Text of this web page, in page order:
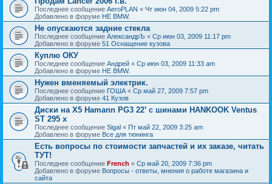
Последнее сообщение AeroPLAN « Чт июн 04, 2009 5:22 pm
Добавлено в форуме НЕ BMW.
Не опускаются задние стекла
Последнее сообщение АлександрЪ « Ср июн 03, 2009 11:17 pm
Добавлено в форуме 51 Оснащение кузова
Куплю ОКУ
Последнее сообщение Андрей « Ср июн 03, 2009 11:33 am
Добавлено в форуме НЕ BMW.
Нужен вменяемый электрик.
Последнее сообщение ГОША « Ср май 27, 2009 7:57 pm
Добавлено в форуме 41 Кузов
Диски на X5 Hamann PG3 22’ с шинами HANKOOK Ventus
ST 295 x
Последнее сообщение Sigal « Пт май 22, 2009 3:25 am
Добавлено в форуме Все для тюнинга
Есть вопросы по стоимости запчастей и их заказе, читать
ТУТ!
Последнее сообщение French « Ср май 20, 2009 7:36 pm
Добавлено в форуме Вопросы - ответы, мнения о работе магазина и
сайта